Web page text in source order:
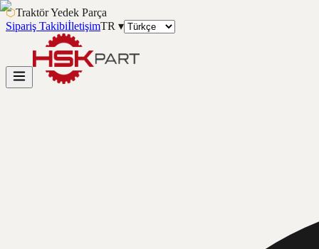
⬡Traktör Yedek Parça
Sipariş TakibiİletişimTR ▾